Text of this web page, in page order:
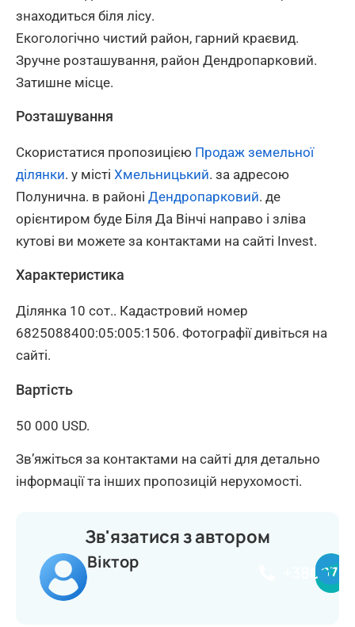
знаходиться біля лісу.
Екогологічно чистий район, гарний краєвид.
Зручне розташування, район Дендропарковий.
Затишне місце.
Розташування
Скористатися пропозицією Продаж земельної
ділянки. у місті Хмельницький. за адресою
Полунична. в районі Дендропарковий. де
орієнтиром буде Біля Да Вінчі направо і зліва
кутові ви можете за контактами на сайті Invest.
Характеристика
Ділянка 10 сот.. Кадастровий номер
6825088400:05:005:1506. Фотографії дивіться на
сайті.
Вартість
50 000 USD.
Зв’яжіться за контактами на сайті для детально
інформації та інших пропозицій нерухомості.
Зв'язатися з автором
Віктор